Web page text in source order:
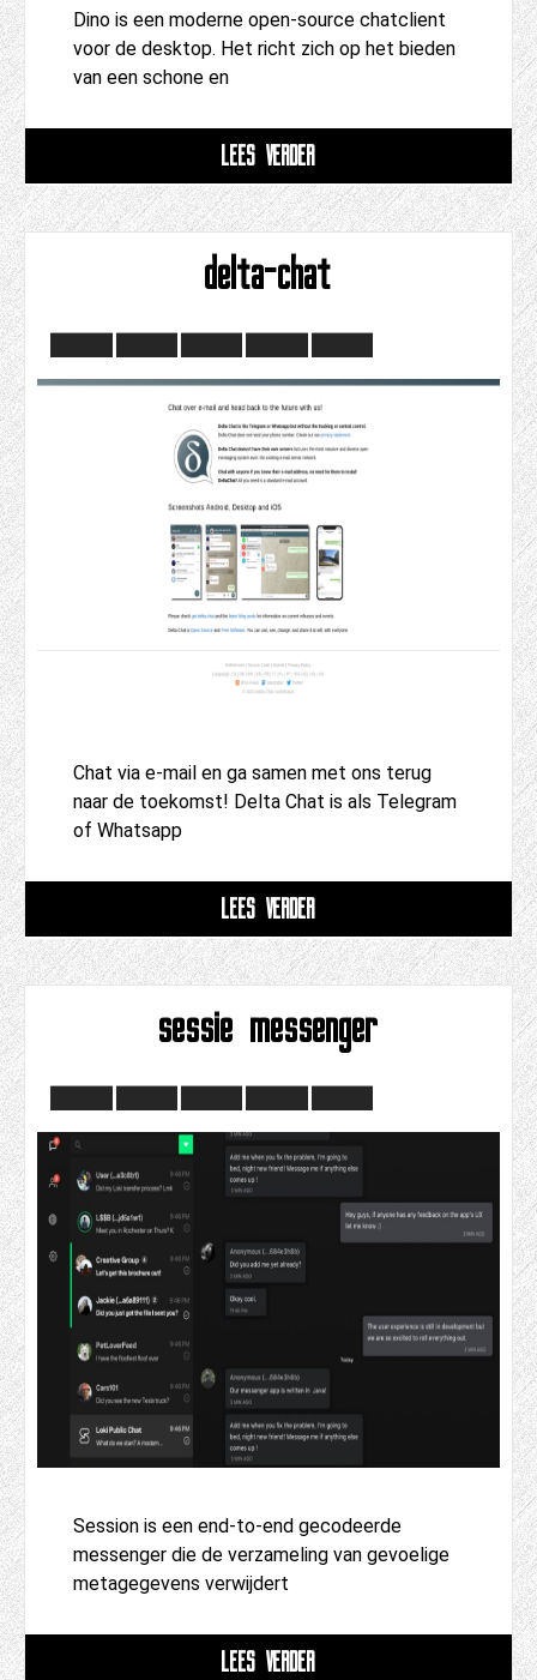
Dino is een moderne open-source chatclient
voor de desktop. Het richt zich op het bieden
van een schone en
LEES VERDER
delta-chat
Chat via e-mail en ga samen met ons terug
naar de toekomst! Delta Chat is als Telegram
of Whatsapp
LEES VERDER
sessie messenger
Session is een end-to-end gecodeerde
messenger die de verzameling van gevoelige
metagegevens verwijdert
LEES VERDER